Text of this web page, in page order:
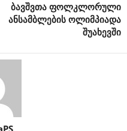
ბავშვთა ფოლკლორული
ანსამბლების ოლიმპიადა
შუახევში